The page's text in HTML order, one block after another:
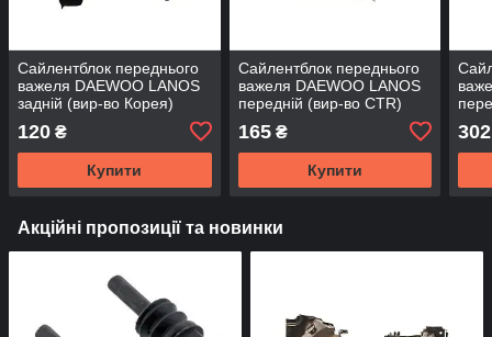
Сайлентблок переднього
важеля DAEWOO LANOS
задній (вир-во Корея)
120 ₴
Купити
Сайлентблок переднього
важеля DAEWOO LANOS
передній (вир-во CTR)
165₴
Купити
302
Акційні пропозиції та новинки